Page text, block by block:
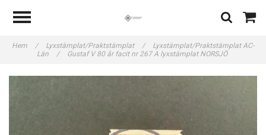
Hem / Lyxstämplat/Praktstämplat /
Lyxstämplat/Praktstämplat AC-
Län
/ Gustaf V 80 år facit nr 267 A lyxstämplat NORSJÖ